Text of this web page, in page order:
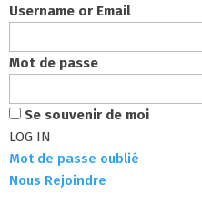
Username or Email
Mot de passe
Se souvenir de moi
Mot de passe oublié
Nous Rejoindre